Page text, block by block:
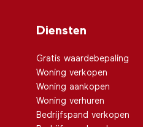
Diensten
Gratis waardebepaling
Woning verkopen
Woning aankopen
Woning verhuren
Bedrijfspand verkopen